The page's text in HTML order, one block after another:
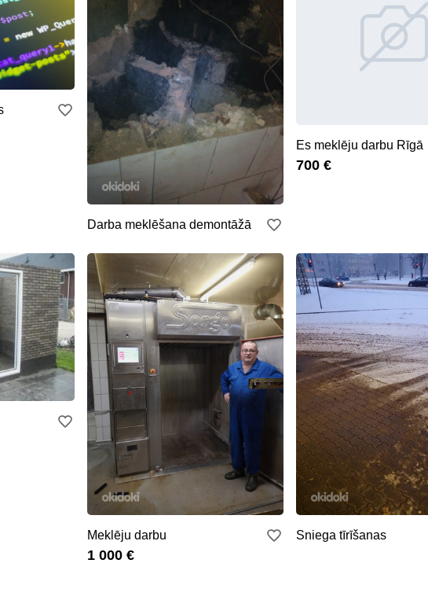
Darba meklēšana demontāžā
Es meklēju darbu Rīgā
700 €
Meklēju darbu
1 000 €
Sniega tīrīšanas